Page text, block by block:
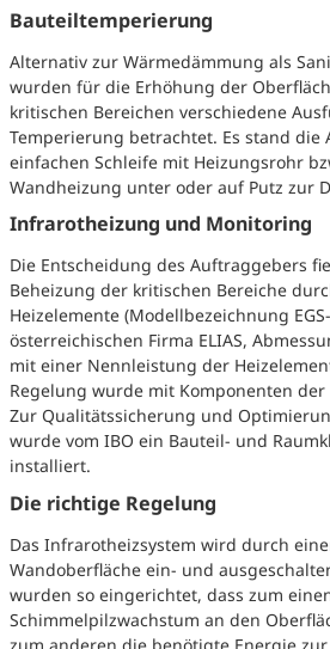
Bauteiltemperierung
Alternativ zur Wärmedämmung als
wurden für die Erhöhung der
kritischen Bereichen verschiedene
Temperierung betrachtet. Es stand
einfachen Schleife mit Heizungsrohr
Wandheizung unter oder auf Putz zur
Infrarotheizung und Monitoring
Die Entscheidung des Auftraggebers
Beheizung der kritischen Bereiche
Heizelemente (Modellbezeichnung
österreichischen Firma ELIAS,
mit einer Nennleistung der
Regelung wurde mit Komponenten der
Zur Qualitätssicherung und
wurde vom IBO ein Bauteil- und
installiert.
Die richtige Regelung
Das Infrarotheizsystem wird durch
Wandoberfläche ein- und
wurden so eingerichtet, dass zum
Schimmelpilzwachstum an den